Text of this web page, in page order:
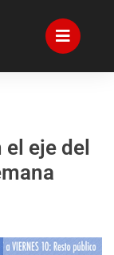
eje del